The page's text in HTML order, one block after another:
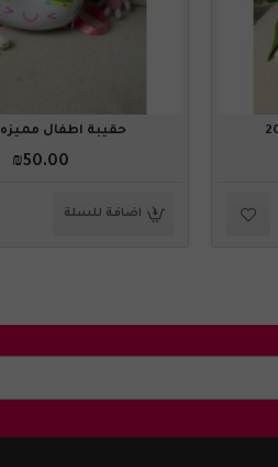
حقيبة أطفال مميزه 2017126
₪50.00
اضافة للسلة